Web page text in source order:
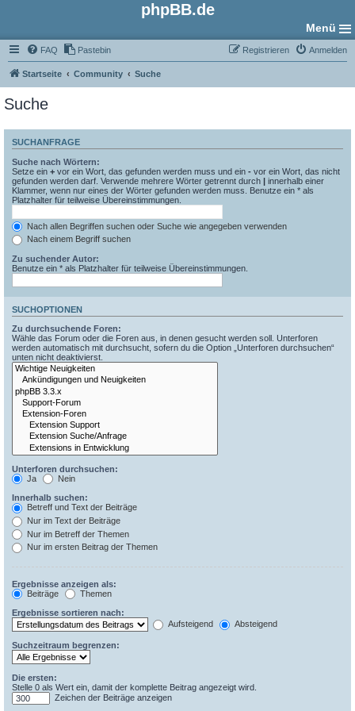
phpBB.de
Menü
FAQ Pastebin Anmelden
Registrieren
Startseite Community Suche
Suche
SUCHANFRAGE
Suche nach Wörtern:
Setze ein + vor ein Wort, das gefunden werden muss und ein - vor ein Wort, das nicht
gefunden werden darf. Verwende mehrere Wörter getrennt durch | innerhalb einer
Klammer, wenn nur eines der Wörter gefunden werden muss. Benutze ein * als
Platzhalter für teilweise Übereinstimmungen.
Nach allen Begriffen suchen oder Suche wie angegeben verwenden
Nach einem Begriff suchen
Zu suchender Autor:
Benutze ein * als Platzhalter für teilweise Übereinstimmungen.
SUCHOPTIONEN
Zu durchsuchende Foren:
Wähle das Forum oder die Foren aus, in denen gesucht werden soll. Unterforen
werden automatisch mit durchsucht, sofern du die Option „Unterforen durchsuchen“
unten nicht deaktivierst.
Unterforen durchsuchen:
Ja
Nein
Innerhalb suchen:
Betreff und Text der Beiträge
Nur im Text der Beiträge
Nur im Betreff der Themen
Nur im ersten Beitrag der Themen
Ergebnisse anzeigen als:
Beiträge
Themen
Ergebnisse sortieren nach:
Aufsteigend
Absteigend
Suchzeitraum begrenzen:
Die ersten:
Stelle 0 als Wert ein, damit der komplette Beitrag angezeigt wird.
Zeichen der Beiträge anzeigen